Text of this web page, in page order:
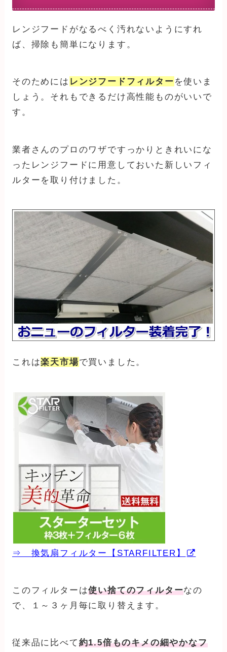
レンジフードがなるべく汚れないようにすれ
ば、掃除も簡単になります。
そのためには レンジフードフィルター を使いま
しょう。それもできるだけ高性能ものがいいで
す。
業者さんのプロのワザですっかりときれいにな
ったレンジフードに用意しておいた新しいフィ
ルターを取り付けました。
これは楽天市場で買いました。
⇒ 換気扇フィルター【STARFILTER】
このフィルターは使い捨てのフィルターなの
で、１～３ヶ月毎に取り替えます。
従来品に比べて 約1.5倍ものキメの細やかなフ